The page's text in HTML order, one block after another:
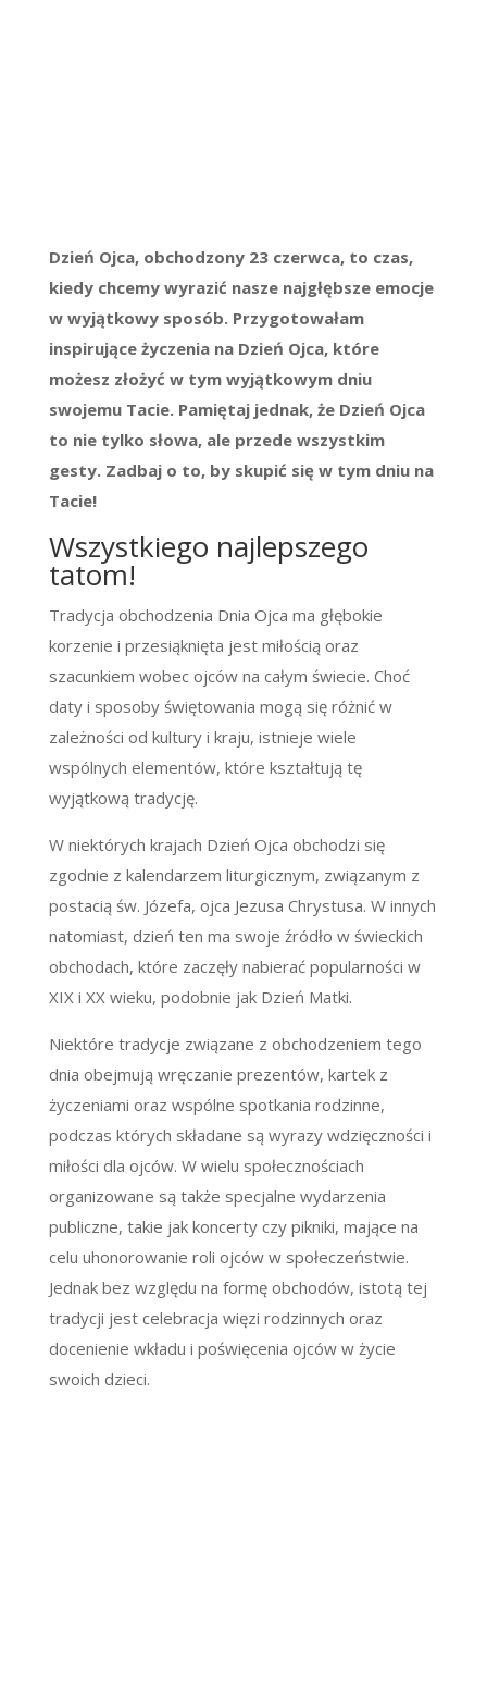
Dzień Ojca, obchodzony 23 czerwca, to czas,
kiedy chcemy wyrazić nasze najgłębsze emocje
w wyjątkowy sposób. Przygotowałam
inspirujące życzenia na Dzień Ojca, które
możesz złożyć w tym wyjątkowym dniu
swojemu Tacie. Pamiętaj jednak, że Dzień Ojca
to nie tylko słowa, ale przede wszystkim
gesty. Zadbaj o to, by skupić się w tym dniu na
Tacie!
Wszystkiego najlepszego
tatom!
Tradycja obchodzenia Dnia Ojca ma głębokie
korzenie i przesiąknięta jest miłością oraz
szacunkiem wobec ojców na całym świecie. Choć
daty i sposoby świętowania mogą się różnić w
zależności od kultury i kraju, istnieje wiele
wspólnych elementów, które kształtują tę
wyjątkową tradycję.
W niektórych krajach Dzień Ojca obchodzi się
zgodnie z kalendarzem liturgicznym, związanym z
postacią św. Józefa, ojca Jezusa Chrystusa. W innych
natomiast, dzień ten ma swoje źródło w świeckich
obchodach, które zaczęły nabierać popularności w
XIX i XX wieku, podobnie jak Dzień Matki.
Niektóre tradycje związane z obchodzeniem tego
dnia obejmują wręczanie prezentów, kartek z
życzeniami oraz wspólne spotkania rodzinne,
podczas których składane są wyrazy wdzięczności i
miłości dla ojców. W wielu społecznościach
organizowane są także specjalne wydarzenia
publiczne, takie jak koncerty czy pikniki, mające na
celu uhonorowanie roli ojców w społeczeństwie.
Jednak bez względu na formę obchodów, istotą tej
tradycji jest celebracja więzi rodzinnych oraz
docenienie wkładu i poświęcenia ojców w życie
swoich dzieci.